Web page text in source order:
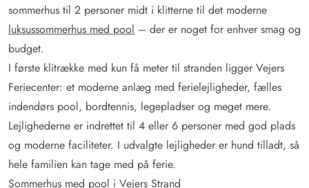
sommerhus til 2 personer midt i klitterne til det moderne
luksussommerhus med pool – der er noget for enhver smag og
budget.
I første klitrække med kun få meter til stranden ligger Vejers
Feriecenter: et moderne anlæg med ferielejligheder, fælles
indendørs pool, bordtennis, legepladser og meget mere.
Lejlighederne er indrettet til 4 eller 6 personer med god plads
og moderne faciliteter. I udvalgte lejligheder er hund tilladt, så
hele familien kan tage med på ferie.
Sommerhus med pool i Vejers Strand